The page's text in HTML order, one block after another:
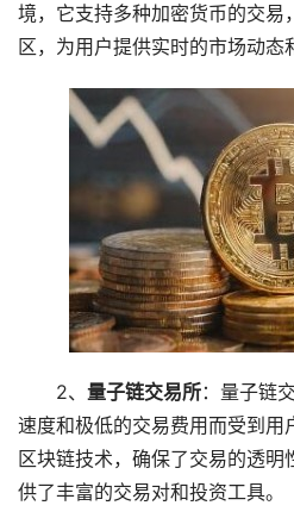
境，它支持多种加密货币的交易
区，为用户提供实时的市场动态
2、 量子链交易所：量子链
速度和极低的交易费用而受到用
区块链技术，确保了交易的透明
供了丰富的交易对和投资工具。